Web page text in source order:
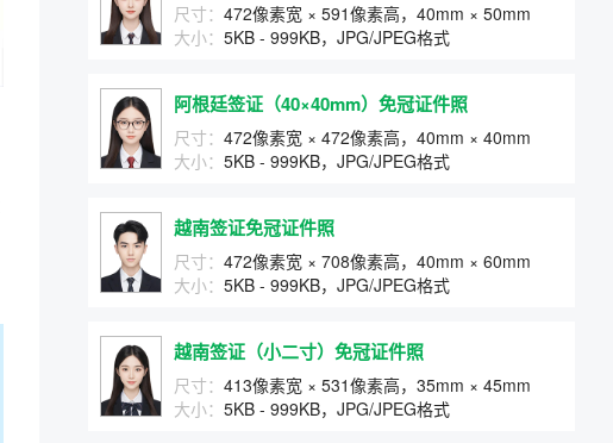
尺寸： 472像素宽 × 591像素高，40mm × 50mm
大小： 5KB - 999KB，JPG/JPEG格式
阿根廷签证（40×40mm）免冠证件照
尺寸： 472像素宽 × 472像素高，40mm × 40mm
大小： 5KB - 999KB，JPG/JPEG格式
越南签证免冠证件照
尺寸： 472像素宽 × 708像素高，40mm × 60mm
大小： 5KB - 999KB，JPG/JPEG格式
越南签证（小二寸）免冠证件照
尺寸： 413像素宽 × 531像素高，35mm × 45mm
大小： 5KB - 999KB，JPG/JPEG格式